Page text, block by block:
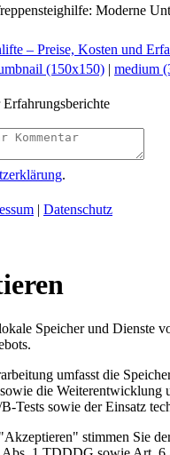
Moderne
– Preise, Kosten und
(150x150) | medium
.
| Datenschutz
Speicher und Dienste
umfasst die
die Weiterentwicklung
Tests sowie der Einsatz
stimmen Sie